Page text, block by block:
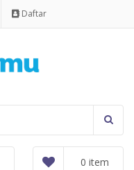
Daftar
0 item